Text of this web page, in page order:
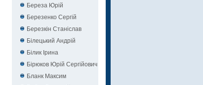
Береза Юрій
Березенко Сергій
Березкін Станіслав
Білецький Андрій
Білик Ірина
Бірюков Юрій Сергійович
Бланк Максим